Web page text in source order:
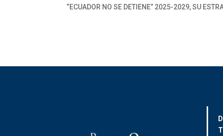
“ECUADOR NO SE DETIENE” 2025-2029, SU